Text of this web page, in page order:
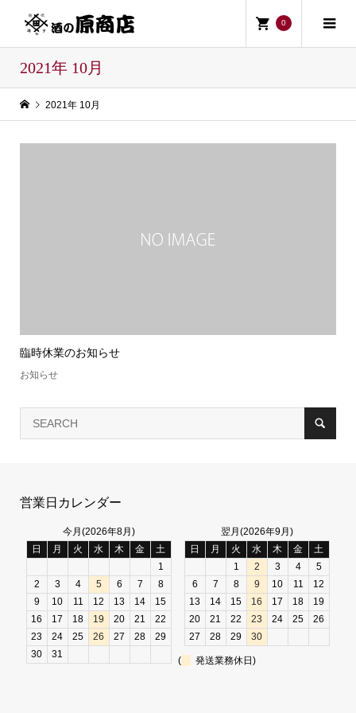
0
2021年 10月
2021年 10月
臨時休業のお知らせ
お知らせ
営業日カレンダー
今月(2026年8月)
日
月 火 水 木 金
土
1
2
3 4 5 6 7
8
9
10 11 12 13 14
15
16
17 18 19 20 21
22
23
24 25 26 27 28
29
30
31
翌月(2026年9月)
日
月 火 水 木 金
土
1
2 3 4
5
6
7 8 9 10 11
12
13
14 15 16 17 18
19
20
21 22 23 24 25
26
27
28 29 30
( 発送業務休日)